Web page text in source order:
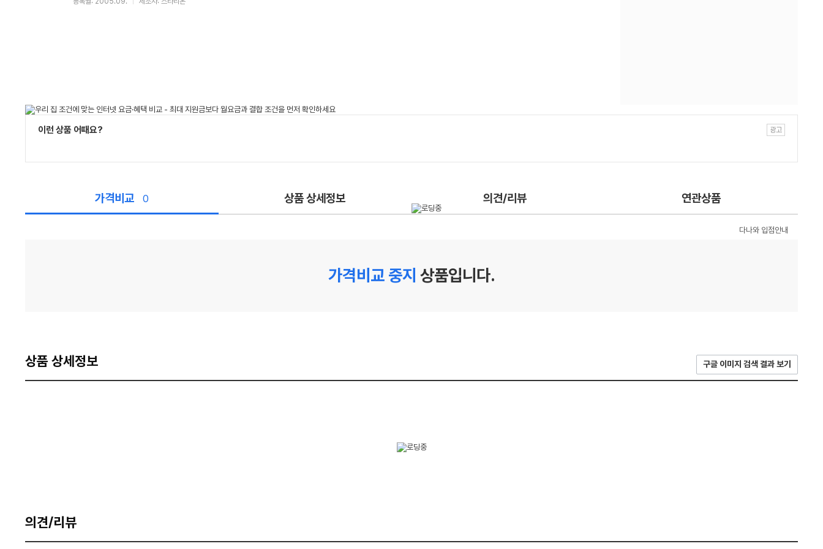
이런 상품 어때요?
가격비교 0 상품 상세정보 의견/리뷰 연관상품
다나와 입점안내
가격비교 중지 상품입니다.
상품 상세정보 구글 이미지 검색 결과 보기
의견/리뷰